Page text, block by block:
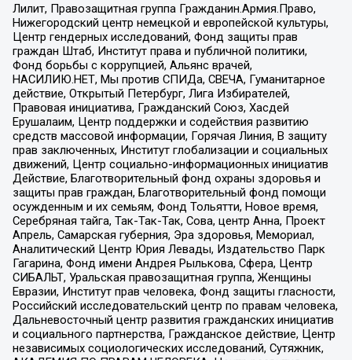
Лилит, Правозащитная группа Гражданин.Армия.Право,
Нижегородский центр немецкой и европейской культуры,
Центр гендерных исследований, Фонд защиты прав
граждан Штаб, Институт права и публичной политики,
Фонд борьбы с коррупцией, Альянс врачей,
НАСИЛИЮ.НЕТ, Мы против СПИДа, СВЕЧА, Гуманитарное
действие, Открытый Петербург, Лига Избирателей,
Правовая инициатива, Гражданский Союз, Хасдей
Ерушалаим, Центр поддержки и содействия развитию
средств массовой информации, Горячая Линия, В защиту
прав заключенных, Институт глобализации и социальных
движений, Центр социально-информационных инициатив
Действие, Благотворительный фонд охраны здоровья и
защиты прав граждан, Благотворительный фонд помощи
осужденным и их семьям, Фонд Тольятти, Новое время,
Серебряная тайга, Так-Так-Так, Сова, центр Анна, Проект
Апрель, Самарская губерния, Эра здоровья, Мемориал,
Аналитический Центр Юрия Левады, Издательство Парк
Гагарина, Фонд имени Андрея Рылькова, Сфера, Центр
СИБАЛЬТ, Уральская правозащитная группа, Женщины
Евразии, Институт прав человека, Фонд защиты гласности,
Российский исследовательский центр по правам человека,
Дальневосточный центр развития гражданских инициатив
и социального партнерства, Гражданское действие, Центр
независимых социологических исследований, Сутяжник,